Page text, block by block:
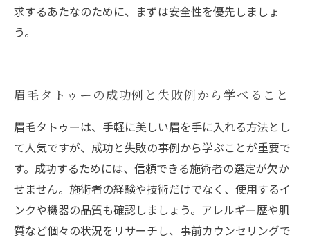
求するあたなのために、まずは安全性を優先しましょ
う。
眉毛タトゥーの成功例と失敗例から学べること
眉毛タトゥーは、手軽に美しい眉を手に入れる方法とし
て人気ですが、成功と失敗の事例から学ぶことが重要で
す。成功するためには、信頼できる施術者の選定が欠か
せません。施術者の経験や技術だけでなく、使用するイ
ンクや機器の品質も確認しましょう。アレルギー歴や肌
質など個々の状況をリサーチし、事前カウンセリングで